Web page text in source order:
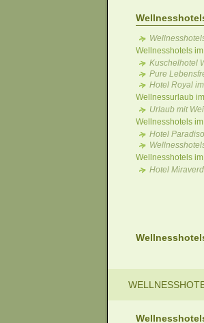
Wellnesshotels
Kuschelhotel
Pure
Hotel Royal
Wellnessurlaub
Urlaub mit
Wellnesshotels
Hotel
Wellnesshotels im
Hotel